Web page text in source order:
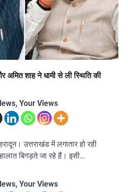
अमित शाह ने धामी से ली स्थिति की
Your Views
उत्तराखंड में लगातार हो रही
बिगड़ते जा रहे हैं। इसी…
Your Views